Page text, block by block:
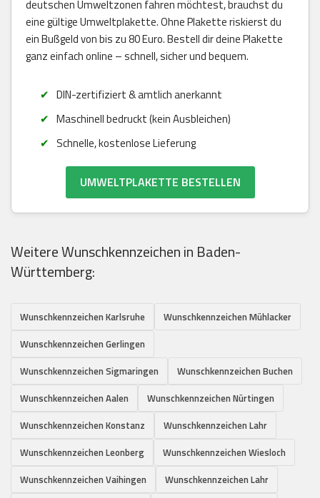
deutschen Umweltzonen fahren möchtest, brauchst du
eine gültige Umweltplakette. Ohne Plakette riskierst du
ein Bußgeld von bis zu 80 Euro. Bestell dir deine Plakette
ganz einfach online – schnell, sicher und bequem.
DIN-zertifiziert & amtlich anerkannt
Maschinell bedruckt (kein Ausbleichen)
Schnelle, kostenlose Lieferung
UMWELTPLAKETTE BESTELLEN
Weitere Wunschkennzeichen in Baden-
Württemberg:
Wunschkennzeichen Karlsruhe
Wunschkennzeichen Mühlacker
Wunschkennzeichen Gerlingen
Wunschkennzeichen Sigmaringen
Wunschkennzeichen Buchen
Wunschkennzeichen Aalen
Wunschkennzeichen Nürtingen
Wunschkennzeichen Konstanz
Wunschkennzeichen Lahr
Wunschkennzeichen Leonberg
Wunschkennzeichen Wiesloch
Wunschkennzeichen Vaihingen
Wunschkennzeichen Lahr